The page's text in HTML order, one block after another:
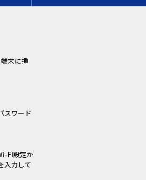
末に挿
スワード
Fi設定か
入力して